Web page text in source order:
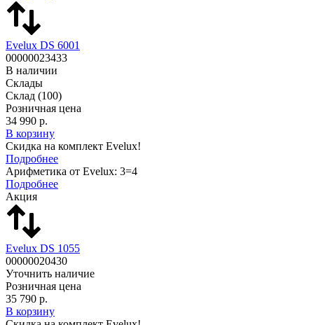
Evelux DS 6001
00000023433
В наличии
Склады
Склад (100)
Розничная цена
34 990 р.
В корзину
Скидка на комплект Evelux!
Подробнее
Арифметика от Evelux: 3=4
Подробнее
Акция
Evelux DS 1055
00000020430
Уточнить наличие
Розничная цена
35 790 р.
В корзину